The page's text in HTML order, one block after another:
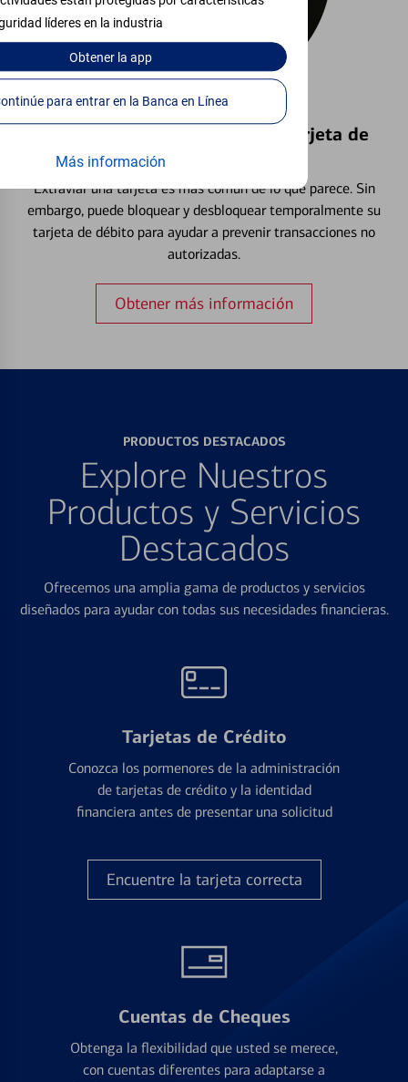
líderes en la industria
Obtenerla app
Continúe para entrar en la Banca en Línea
Más información
Bloquear y Desbloquear una Tarjeta de
Extraviar una tarjeta es más común de lo que parece. Sin
embargo, puede bloquear y desbloquear temporalmente su
tarjeta de débito para ayudar a prevenir transacciones no
autorizadas.
Obtener más información
PRODUCTOS DESTACADOS
Explore Nuestros
Productos y Servicios
Destacados
Ofrecemos una amplia gama de productos y servicios
diseñados para ayudar con todas sus necesidades financieras.
Tarjetas de Crédito
Conozca los pormenores de la administración
de tarjetas de crédito y la identidad
financiera antes de presentar una solicitud
Encuentre la tarjeta correcta
Cuentas de Cheques
Obtenga la flexibilidad que usted se merece,
con cuentas diferentes para adaptarse a